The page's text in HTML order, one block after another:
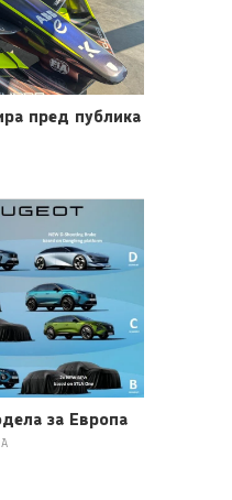
пред публика
за Европа